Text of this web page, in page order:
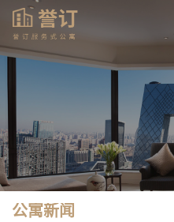
公寓新闻